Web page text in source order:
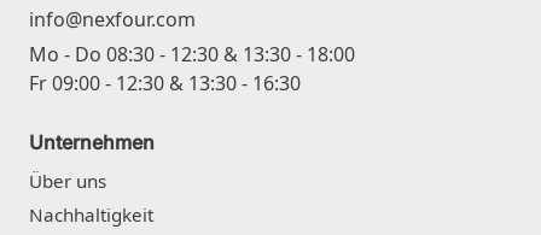
info@nexfour.com
Mo - Do 08:30 - 12:30 & 13:30 - 18:00
Fr 09:00 - 12:30 & 13:30 - 16:30
Unternehmen
Über uns
Nachhaltigkeit